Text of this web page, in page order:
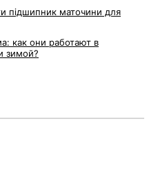
підшипник маточини для
как они работают в
зимой?